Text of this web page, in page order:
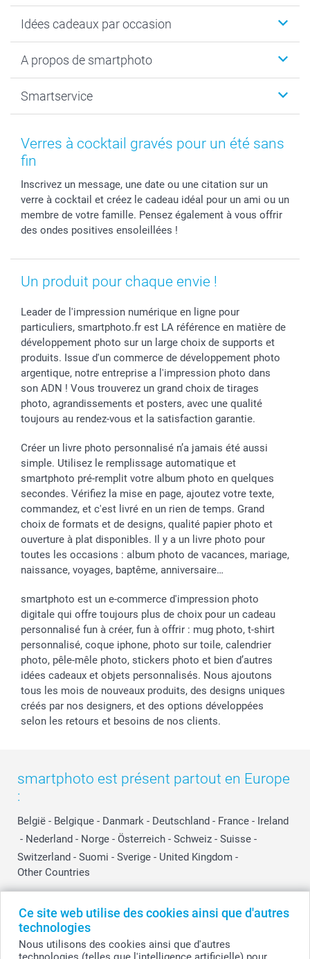
Ce site web utilise des cookies ainsi que d'autres
technologies
Nous utilisons des cookies ainsi que d'autres
Calendrier photo & Agenda photo
Tirage photo & agrandissement
Faire-part & Cartes
Coques smartphone
Stickers & Etiquettes
Dénicheur d'idées cadeau
Idées cadeaux par occasion
Anniversaire
Naissance & baptême
Fête des Mères
Fête des Pères
Baptême
Toussaint
Rentrée des classes
Vacances
A propos de smartphoto
Plan du site
Droit de rétraction
Plaintes
Gestion des cookies
Tarifs
Partenariats & Influence
Smartservice
Aide
smartbonus
Livraison
Modes de paiement
Grandes quantités
Verres à cocktail gravés pour un été sans
fin
Inscrivez un message, une date ou une citation sur un
verre à cocktail et créez le cadeau idéal pour un ami ou un
membre de votre famille. Pensez également à vous offrir
des ondes positives ensoleillées !
Un produit pour chaque envie !
Leader de l'impression numérique en ligne pour
particuliers, smartphoto.fr est LA référence en matière de
développement photo sur un large choix de supports et
produits. Issue d'un commerce de développement photo
argentique, notre entreprise a l'impression photo dans
son ADN ! Vous trouverez un grand choix de tirages
photo, agrandissements et posters, avec une qualité
toujours au rendez-vous et la satisfaction garantie.
Créer un livre photo personnalisé n’a jamais été aussi
simple. Utilisez le remplissage automatique et
smartphoto pré-remplit votre album photo en quelques
secondes. Vérifiez la mise en page, ajoutez votre texte,
commandez, et c'est livré en un rien de temps. Grand
choix de formats et de designs, qualité papier photo et
ouverture à plat disponibles. Il y a un livre photo pour
toutes les occasions : album photo de vacances, mariage,
naissance, voyages, baptême, anniversaire…
smartphoto est un e-commerce d'impression photo
digitale qui offre toujours plus de choix pour un cadeau
personnalisé fun à créer, fun à offrir : mug photo, t-shirt
personnalisé, coque iphone, photo sur toile, calendrier
photo, pêle-mêle photo, stickers photo et bien d’autres
idées cadeaux et objets personnalisés. Nous ajoutons
tous les mois de nouveaux produits, des designs uniques
créés par nos designers, et des options développées
selon les retours et besoins de nos clients.
smartphoto est présent partout en Europe
:
België - Belgique - Danmark - Deutschland - France - Ireland
- Nederland - Norge - Österreich - Schweiz - Suisse -
Switzerland - Suomi - Sverige - United Kingdom -
Other Countries
Tous les prix sont en EURO (€), TVA incluse et hors frais de port.